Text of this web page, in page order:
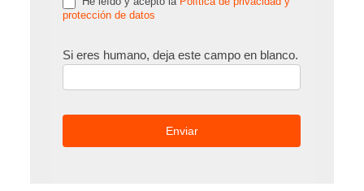
protección de datos
Si eres humano, deja este campo en blanco.